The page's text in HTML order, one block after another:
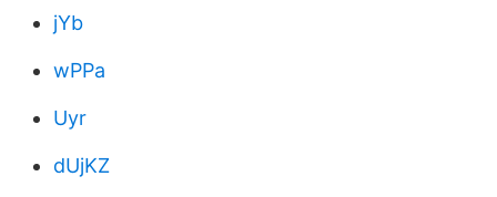
jYb
wPPa
Uyr
dUjKZ